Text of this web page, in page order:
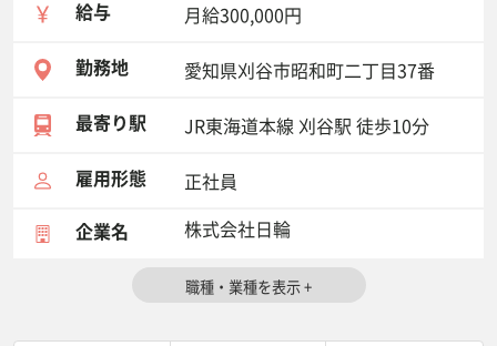
給与
月給300,000円
勤務地
愛知県刈谷市昭和町二丁目37番
最寄り駅
JR東海道本線 刈谷駅 徒歩10分
雇用形態
正社員
企業名
株式会社日輪